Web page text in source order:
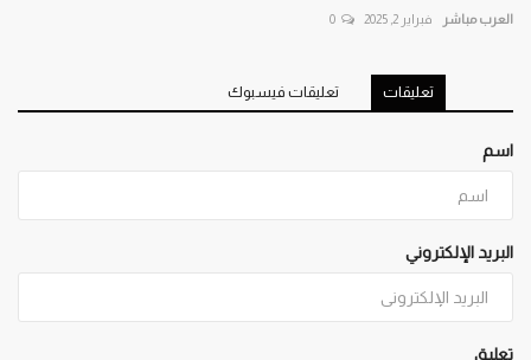
العرب مباشر فبراير 2, 2025 0
تعليقات تعليقات فيسبوك
اسم
البريد الإلكتروني
تعليق